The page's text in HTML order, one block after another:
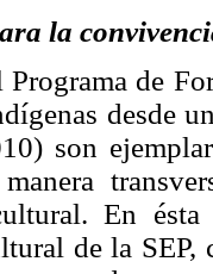
la
Programa de
desde
son
En
de la SEP,